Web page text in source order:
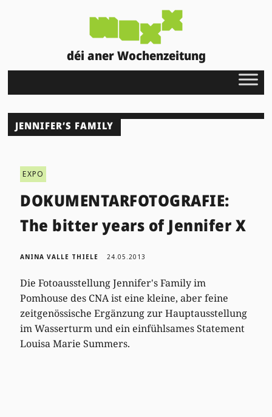
déi aner Wochenzeitung
JENNIFER’S FAMILY
EXPO
DOKUMENTARFOTOGRAFIE:
The bitter years of Jennifer X
ANINA VALLE THIELE 24.05.2013
Die Fotoausstellung Jennifer's Family im
Pomhouse des CNA ist eine kleine, aber feine
zeitgenössische Ergänzung zur Hauptausstellung
im Wasserturm und ein einfühlsames Statement
Louisa Marie Summers.